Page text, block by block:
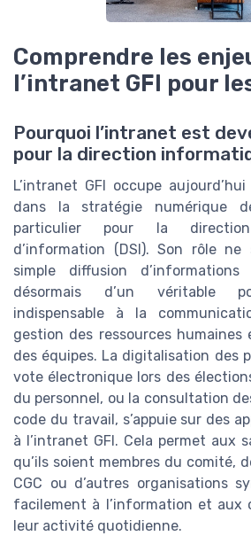
Comprendre les
l’intranet GFI pour
Pourquoi l’intranet est
pour la direction
L’intranet GFI occupe
dans la stratégie numérique
particulier pour la
d’information (DSI). Son rôle
simple diffusion
désormais d’un véritable
indispensable à la
gestion des ressources
des équipes. La digitalisation des
vote électronique lors des
du personnel, ou la consultation
code du travail, s’appuie sur des
à l’intranet GFI. Cela permet aux
qu’ils soient membres du comité,
CGC ou d’autres organisations
facilement à l’information et aux
leur activité quotidienne.